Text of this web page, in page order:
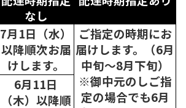
なし
7月1日（水）
以降順次お届
けします。
ご指定の時期にお
届けします。（6月
中旬～8月下旬）
※御中元のしご指
定の場合でも6月
6月11日
（木）以降順